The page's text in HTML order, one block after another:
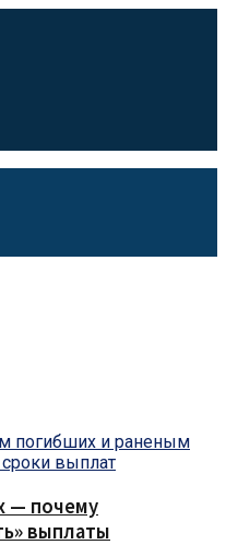
— почему
выплаты